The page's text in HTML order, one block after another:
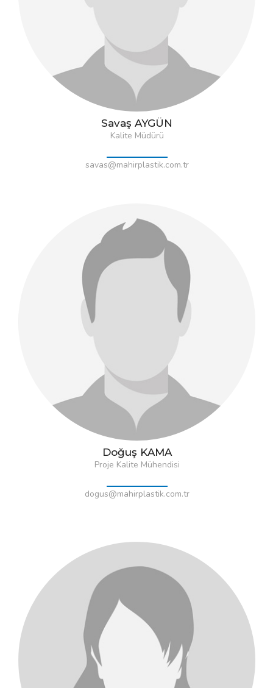
Savaş AYGÜN
Kalite Müdürü
savas@mahirplastik.com.tr
Doğuş KAMA
Proje Kalite Mühendisi
dogus@mahirplastik.com.tr